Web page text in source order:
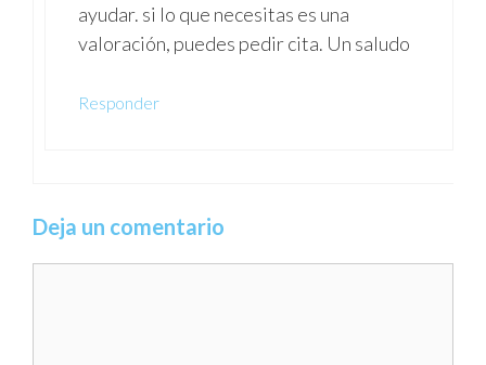
ayudar. si lo que necesitas es una
valoración, puedes pedir cita. Un saludo
Responder
Deja un comentario